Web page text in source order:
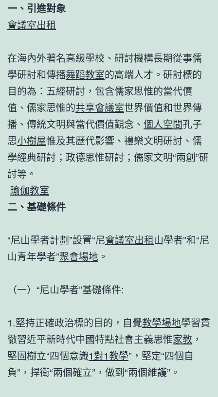
一、引進對象
會議室出租
在海內外著名高級學校、研討機構長期從事儒
學研討和傳播舞蹈教室的高端人才。研討標的
目的為：五經研討，包含儒家思惟的當代價
值、儒家思惟的共享會議室世界價值和世界傳
播、傳統文明與當代價值觀念、 個人空間孔子
思小樹屋惟及其歷代影響、禮樂文明研討、儒
學經典研討；政德思惟研討；儒家文明“兩創”研
討等。
瑜伽教室
二、基礎條件
“尼山學者計劃”設置“尼會議室出租山學者”和“尼
山青年學者”聚會場地 。
（一）“尼山學者”基礎條件:
1.堅持正確政治標的目的，自覺教學場地學習貫
徹習近平新時代中國特點社會主義思惟家教 ，
堅固樹立“四個意識1對1教學”，堅定“四個自
負”，捍衛“兩個確立”，做到“兩個維護”。